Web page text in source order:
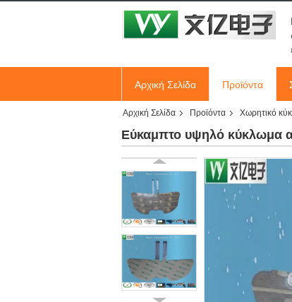
Αρχική Σελίδα Προϊόντα
Αρχική Σελίδα Προϊόντα Χωρητικό
Εύκαμπτο υψηλό κύκλωμα